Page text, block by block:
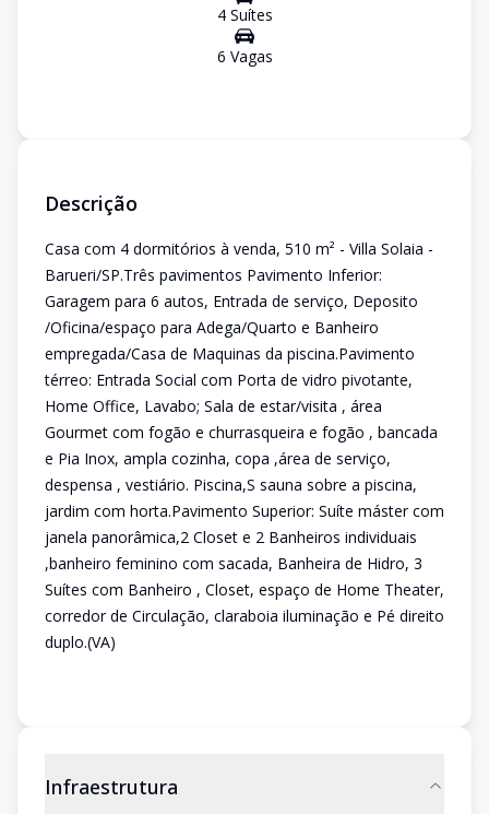
4Suítes
6 Vagas
Descrição
Casa com 4 dormitórios à venda, 510 m² - Villa Solaia -
Barueri/SP.Três pavimentos Pavimento Inferior:
Garagem para 6 autos, Entrada de serviço, Deposito
/Oficina/espaço para Adega/Quarto e Banheiro
empregada/Casa de Maquinas da piscina.Pavimento
térreo: Entrada Social com Porta de vidro pivotante,
Home Office, Lavabo; Sala de estar/visita , área
Gourmet com fogão e churrasqueira e fogão , bancada
e Pia Inox, ampla cozinha, copa ,área de serviço,
despensa , vestiário. Piscina,S sauna sobre a piscina,
jardim com horta.Pavimento Superior: Suíte máster com
janela panorâmica,2 Closet e 2 Banheiros individuais
,banheiro feminino com sacada, Banheira de Hidro, 3
Suítes com Banheiro , Closet, espaço de Home Theater,
corredor de Circulação, claraboia iluminação e Pé direito
duplo.(VA)
Infraestrutura